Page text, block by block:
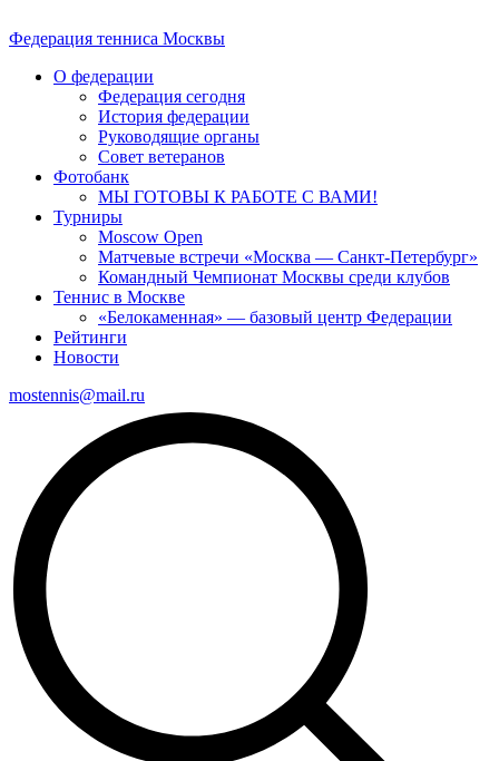
Федерация тенниса Москвы
О федерации
Федерация сегодня
История федерации
Руководящие органы
Совет ветеранов
Фотобанк
МЫ ГОТОВЫ К РАБОТЕ С ВАМИ!
Турниры
Moscow Open
Матчевые встречи «Москва — Санкт-Петербург»
Командный Чемпионат Москвы среди клубов
Теннис в Москве
«Белокаменная» — базовый центр Федерации
Рейтинги
Новости
mostennis@mail.ru